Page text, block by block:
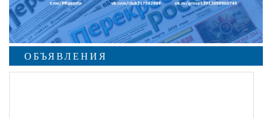
ОБЪЯВЛЕНИЯ